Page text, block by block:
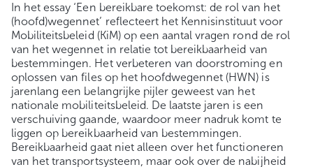
In het essay ‘Een bereikbare toekomst: de rol van het
(hoofd)wegennet’ reflecteert het Kennisinstituut voor
Mobiliteitsbeleid (KiM) op een aantal vragen rond de rol
van het wegennet in relatie tot bereikbaarheid van
bestemmingen. Het verbeteren van doorstroming en
oplossen van files op het hoofdwegennet (HWN) is
jarenlang een belangrijke pijler geweest van het
nationale mobiliteitsbeleid. De laatste jaren is een
verschuiving gaande, waardoor meer nadruk komt te
liggen op bereikbaarheid van bestemmingen.
Bereikbaarheid gaat niet alleen over het functioneren
van het transportsysteem, maar ook over de nabijheid